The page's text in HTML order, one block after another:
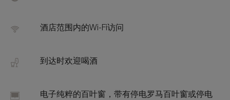
酒店范围内的Wi-Fi访问
到达时欢迎喝酒
电子纯粹的百叶窗，带有停电罗马百叶窗或停电